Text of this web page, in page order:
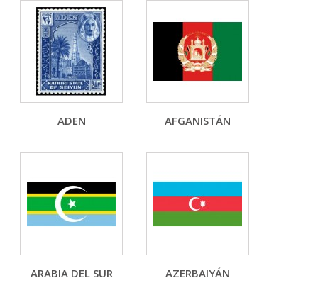
ADEN AFGANISTÁN
ARABIA DEL SUR AZERBAIYÁN